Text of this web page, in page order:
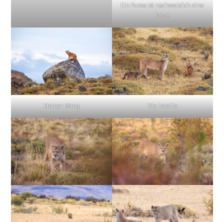
Ein Puma ist nachweislich eine
Katze
Kleiner König Die Familie